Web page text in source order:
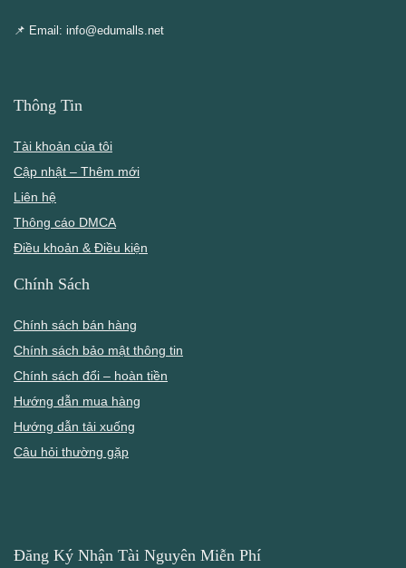
📌 Email: info@edumalls.net
Thông Tin
Tài khoản của tôi
Cập nhật – Thêm mới
Liên hệ
Thông cáo DMCA
Điều khoản & Điều kiện
Chính Sách
Chính sách bán hàng
Chính sách bảo mật thông tin
Chính sách đổi – hoàn tiền
Hướng dẫn mua hàng
Hướng dẫn tải xuống
Câu hỏi thường gặp
Đăng Ký Nhận Tài Nguyên Miễn Phí